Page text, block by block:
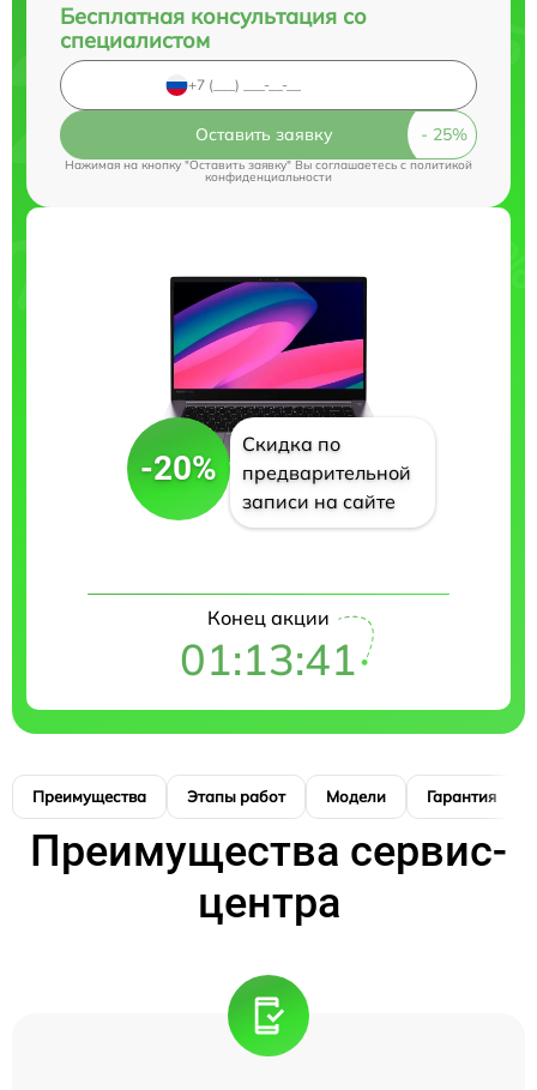
Бесплатная консультация со
специалистом
Оставить заявку
Нажимая на кнопку "Оставить заявку" Вы соглашаетесь cполитикой
конфиденциальности
-20%
Скидка по
предварительной
записи на сайте
Конец акции
01:13:41
Преимущества Этапы работ Модели Гарантия
Преимущества сервис-
центра